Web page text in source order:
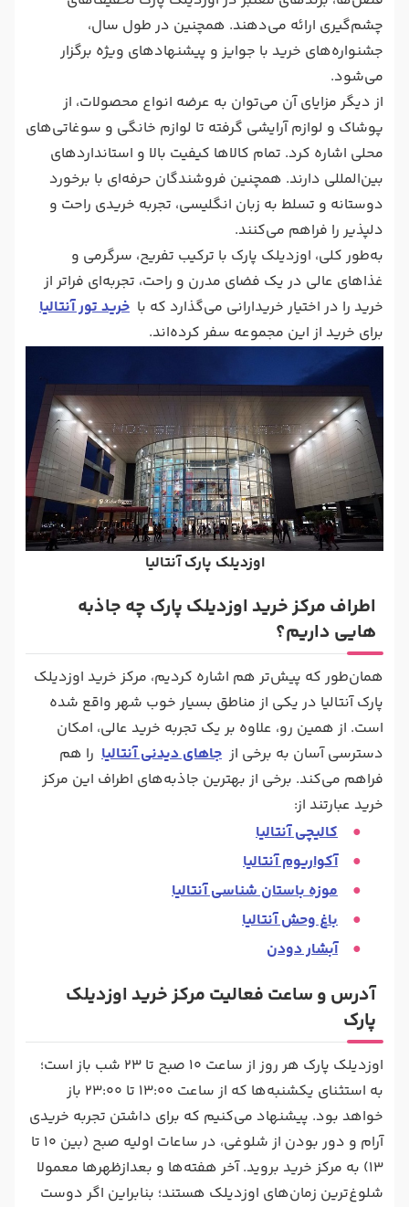
چشم‌گیری ارائه می‌دهند. همچنین در طول سال،
جشنواره‌های خرید با جوایز و پیشنهادهای ویژه برگزار
می‌شود.
از دیگر مزایای آن می‌توان به عرضه انواع محصولات، از
پوشاک و لوازم آرایشی گرفته تا لوازم خانگی و سوغاتی‌های
محلی اشاره کرد. تمام کالاها کیفیت بالا و استانداردهای
بین‌المللی دارند. همچنین فروشندگان حرفه‌ای با برخورد
دوستانه و تسلط به زبان انگلیسی، تجربه خریدی راحت و
دلپذیر را فراهم می‌کنند.
به‌طور کلی، اوزدیلک پارک با ترکیب تفریح، سرگرمی و
غذاهای عالی در یک فضای مدرن و راحت، تجربه‌ای فراتر از
خرید را در اختیار خریدارانی می‌گذارد که با خرید تور آنتالیا
برای خرید از این مجموعه سفر کرده‌اند.
اوزدیلک پارک آنتالیا
اطراف مرکز خرید اوزدیلک پارک چه جاذبه
هایی داریم؟
همان‌طور که پیش‌تر هم اشاره کردیم، مرکز خرید اوزدیلک
پارک آنتالیا در یکی از مناطق بسیار خوب شهر واقع شده
است. از همین رو، علاوه بر یک تجربه خرید عالی، امکان
دسترسی آسان به برخی از جاهای دیدنی آنتالیا را هم
فراهم می‌کند. برخی از بهترین جاذبه‌های اطراف این مرکز
خرید عبارتند از:
کالیچی آنتالیا
آکواریوم آنتالیا
موزه باستان شناسی آنتالیا
باغ‌ وحش آنتالیا
آبشار دودن
آدرس و ساعت فعالیت مرکز خرید اوزدیلک
پارک
اوزدیلک پارک هر روز از ساعت 10 صبح تا 23 شب باز است؛
به استثنای یکشنبه‌ها که از ساعت 13:00 تا 23:00 باز
خواهد بود. پیشنهاد می‌کنیم که برای داشتن تجربه خریدی
آرام و دور بودن از شلوغی، در ساعات اولیه صبح (بین 10 تا
13) به مرکز خرید بروید. آخر هفته‌ها و بعدازظهرها معمولا
شلوغ‌ترین زمان‌های اوزدیلک هستند؛ بنابراین اگر دوست